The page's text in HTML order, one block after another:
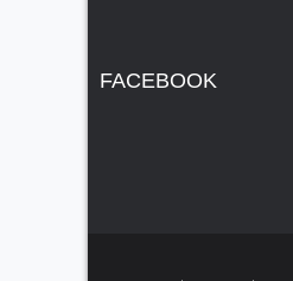
FACEBOOK